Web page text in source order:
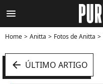
menu
Home Anitta Fotos de Anitta
arrow_left ÚLTIMO ARTIGO